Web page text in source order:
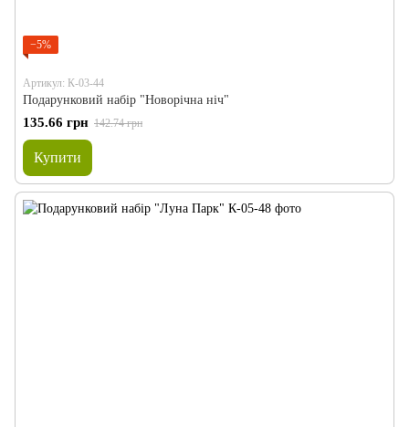
−5%
Артикул: К-03-44
Подарунковий набір "Новорічна ніч"
135.66 грн 142.74 грн
Купити